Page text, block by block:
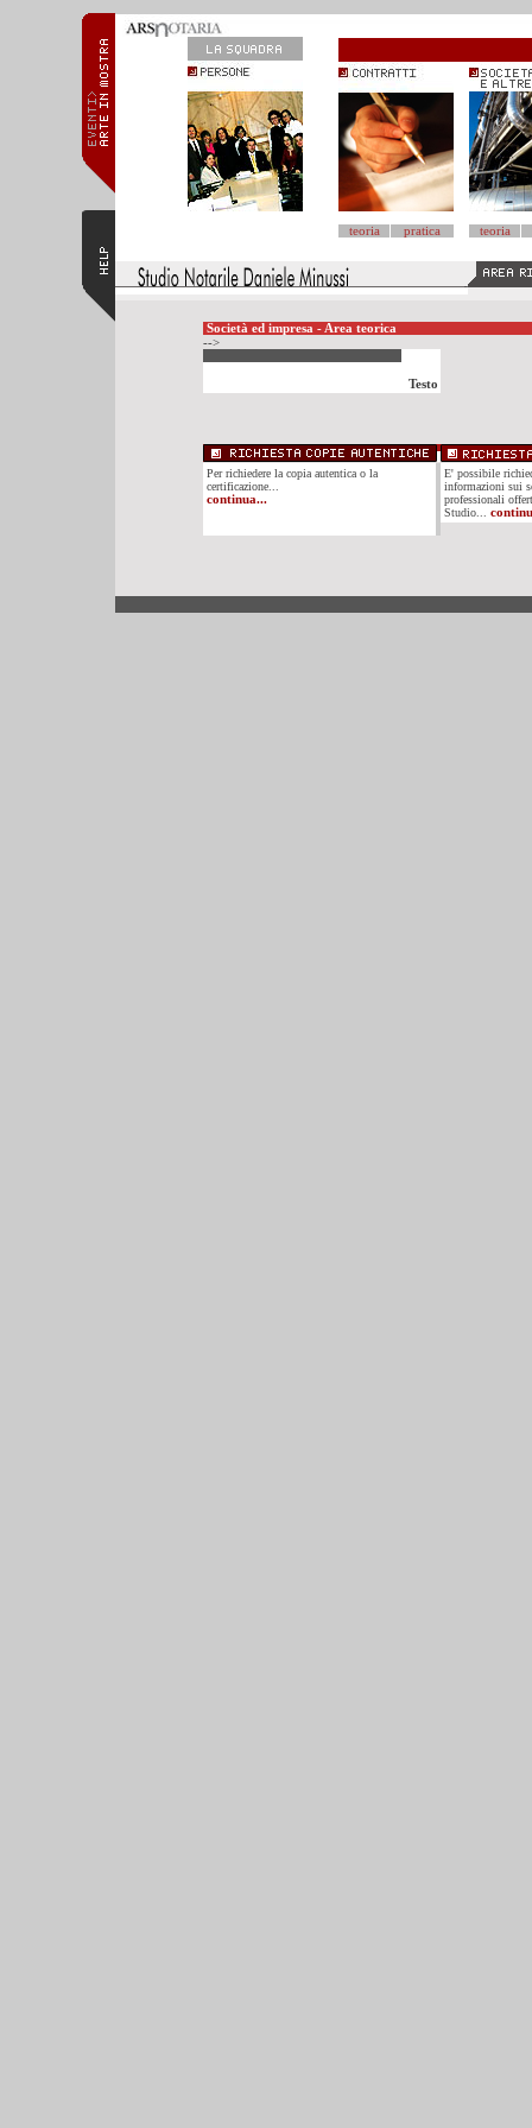
teoria pratica teoria
Società ed impresa - Area teorica
-->
Testo
Per richiedere la copia autentica o la
certificazione...
continua...
E' possibile
informazioni sui
professionali
Studio...